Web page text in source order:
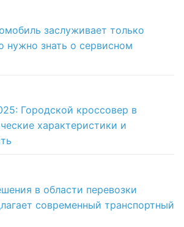
заслуживает только
нужно знать о сервисном
Городской кроссовер в
характеристики и
в области перевозки
современный транспортный